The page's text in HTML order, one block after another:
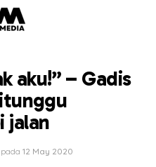
aku!” – Gadis
jalan
pada 12 May 2020